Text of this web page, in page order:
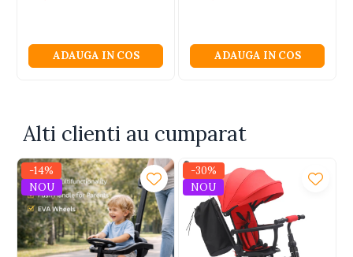
ADAUGA IN COS ADAUGA IN COS
Alti clienti au cumparat
-14%
NOU
-30%
NOU